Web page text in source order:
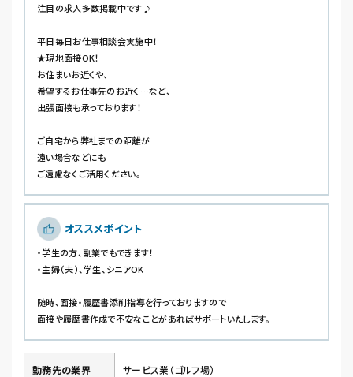
注目の求人多数掲載中です♪
平日毎日お仕事相談会実施中！
★現地面接OK！
お住まいお近くや、
希望するお仕事先のお近く…など、
出張面接も承っております！
ご自宅から弊社までの距離が
遠い場合などにも
ご遠慮なくご活用ください。
オススメポイント
・学生の方、副業でもできます！
・主婦（夫）、学生、シニアOK
随時、面接・履歴書添削指導を行っておりますので
面接や履歴書作成で不安なことがあればサポートいたします。
勤務先の業界 サービス業（ゴルフ場）